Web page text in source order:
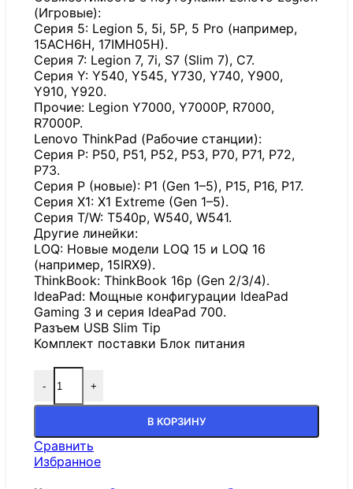
(Игровые):
Серия 5: Legion 5, 5i, 5P, 5 Pro (например,
15ACH6H, 17IMH05H).
Серия 7: Legion 7, 7i, S7 (Slim 7), C7.
Серия Y: Y540, Y545, Y730, Y740, Y900,
Y910, Y920.
Прочие: Legion Y7000, Y7000P, R7000,
R7000P.
Lenovo ThinkPad (Рабочие станции):
Серия P: P50, P51, P52, P53, P70, P71, P72,
P73.
Серия P (новые): P1 (Gen 1–5), P15, P16, P17.
Серия X1: X1 Extreme (Gen 1–5).
Серия T/W: T540p, W540, W541.
Другие линейки:
LOQ: Новые модели LOQ 15 и LOQ 16
(например, 15IRX9).
ThinkBook: ThinkBook 16p (Gen 2/3/4).
IdeaPad: Мощные конфигурации IdeaPad
Gaming 3 и серия IdeaPad 700.
Разъем USB Slim Tip
Комплект поставки Блок питания
- +
В КОРЗИНУ
Сравнить
Избранное